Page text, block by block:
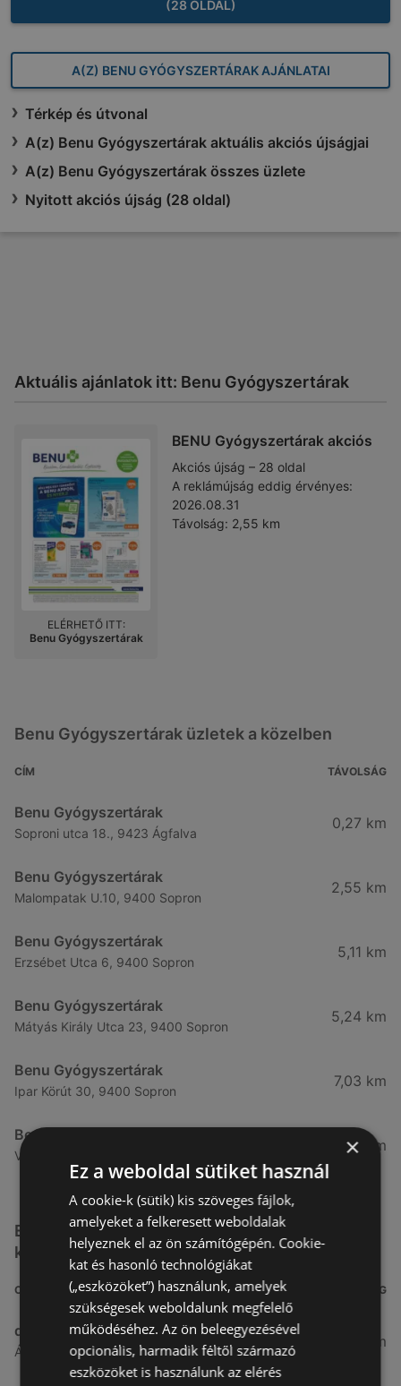
(28 OLDAL)
A(Z) BENU GYÓGYSZERTÁRAK AJÁNLATAI
Térkép és útvonal
A(z) Benu Gyógyszertárak aktuális akciós újságjai
A(z) Benu Gyógyszertárak összes üzlete
Nyitott akciós újság (28 oldal)
Aktuális ajánlatok itt: Benu Gyógyszertárak
BENU Gyógyszertárak akciós
Akciós újság – 28 oldal
A reklámújság eddig érvényes:
2026.08.31
Távolság: 2,55 km
ELÉRHETŐ ITT:
Benu Gyógyszertárak
Benu Gyógyszertárak üzletek a közelben
CÍM TÁVOLSÁG
Benu Gyógyszertárak
Soproni utca 18., 9423 Ágfalva
0,27 km
Benu Gyógyszertárak
Malompatak U.10, 9400 Sopron
2,55 km
Benu Gyógyszertárak
Erzsébet Utca 6, 9400 Sopron
5,11 km
Benu Gyógyszertárak
Mátyás Király Utca 23, 9400 Sopron
5,24 km
Benu Gyógyszertárak
Ipar Körút 30, 9400 Sopron
7,03 km
Benu Gyógyszertárak
Vasút Sor 1, 9432 Fertőd
26,99 km
Egyéb Kozmetikumok és Drogéria üzletek a
közelben
CÍM TÁVOLSÁG
dm
Ágfalvi út 4, 9400, 9400 Sopron
3,26 km
×
Ez a weboldal sütiket használ
A cookie-k (sütik) kis szöveges fájlok,
amelyeket a felkeresett weboldalak
helyeznek el az ön számítógépén. Cookie-
kat és hasonló technológiákat
(„eszközöket”) használunk, amelyek
szükségesek weboldalunk megfelelő
működéséhez. Az ön beleegyezésével
opcionális, harmadik féltől származó
eszközöket is használunk az elérés